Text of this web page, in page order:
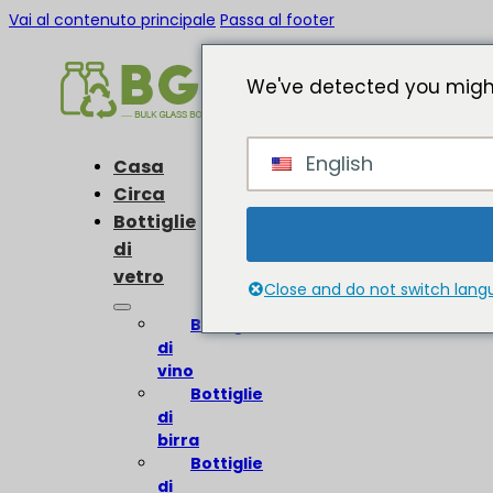
Vai al contenuto principale Passa al footer
Casa
Circa
Bottiglie
di
vetro
Bottiglie
di
vino
Bottiglie
di
birra
Bottiglie
di
We've detected you
English
Close and do not switch